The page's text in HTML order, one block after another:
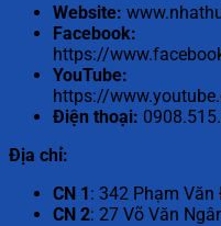
Website:
Facebook:
https://
YouTube:
https://
Điện thoại:
Địa chỉ:
CN 1: 342 Phạm Văn
CN 2: 27 Võ Văn